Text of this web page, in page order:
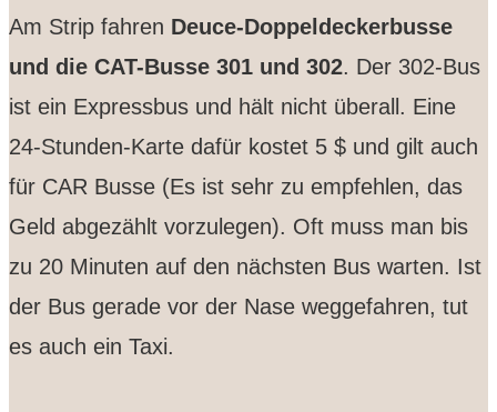
Am Strip fahren Deuce-Doppeldeckerbusse
und die CAT-Busse 301 und 302. Der 302-Bus
ist ein Expressbus und hält nicht überall. Eine
24-Stunden-Karte dafür kostet 5 $ und gilt auch
für CAR Busse (Es ist sehr zu empfehlen, das
Geld abgezählt vorzulegen). Oft muss man bis
zu 20 Minuten auf den nächsten Bus warten. Ist
der Bus gerade vor der Nase weggefahren, tut
es auch ein Taxi.